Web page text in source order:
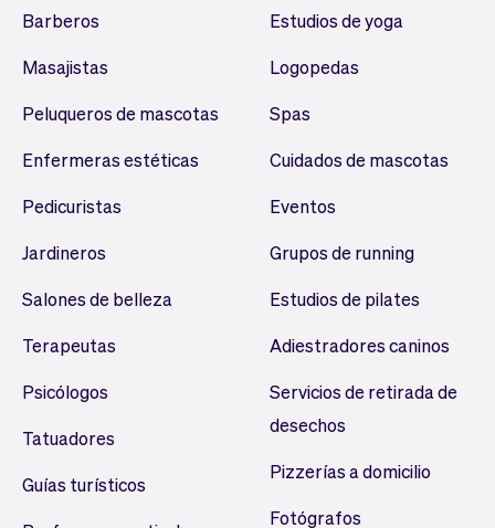
Barberos
Masajistas
Peluqueros de mascotas
Enfermeras estéticas
Pedicuristas
Jardineros
Salones de belleza
Terapeutas
Psicólogos
Tatuadores
Guías turísticos
Estudios de yoga
Logopedas
Spas
Cuidados de mascotas
Eventos
Grupos de running
Estudios de pilates
Adiestradores caninos
Servicios de retirada de
desechos
Pizzerías a domicilio
Fotógrafos